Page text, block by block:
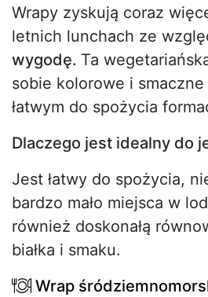
Wrapy zyskują coraz
letnich lunchach ze
wygodę. Ta
sobie kolorowe i smaczne
łatwym do spożycia
Dlaczego jest idealny do
Jest łatwy do spożycia,
bardzo mało miejsca w
również doskonałą
białka i smaku.
Wrap